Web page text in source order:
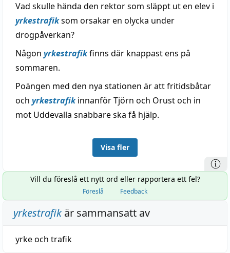
Vad skulle hända den rektor som släppt ut en elev i
yrkestrafiksom orsakar en olycka under
drogpåverkan?
Någon yrkestrafikfinns där knappast ens på
sommaren.
Poängen med den nya stationen är att fritidsbåtar
och yrkestrafikinnanför Tjörn och Orust och in
mot Uddevalla snabbare ska få hjälp.
Visa fler
Vill du föreslå ett nytt ord eller rapportera ett fel?
Föreslå Feedback
yrkestrafikär sammansatt av
yrkeoch trafik